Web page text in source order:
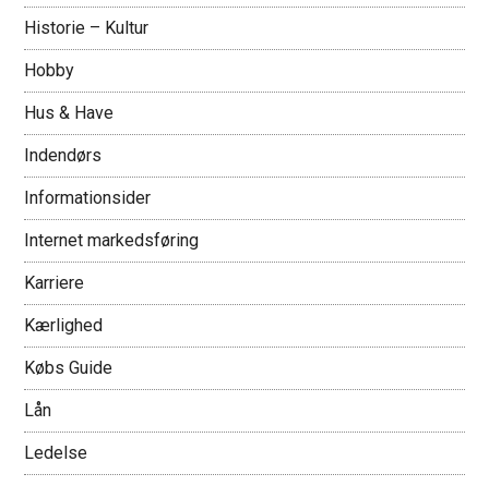
Historie – Kultur
Hobby
Hus & Have
Indendørs
Informationsider
Internet markedsføring
Karriere
Kærlighed
Købs Guide
Lån
Ledelse